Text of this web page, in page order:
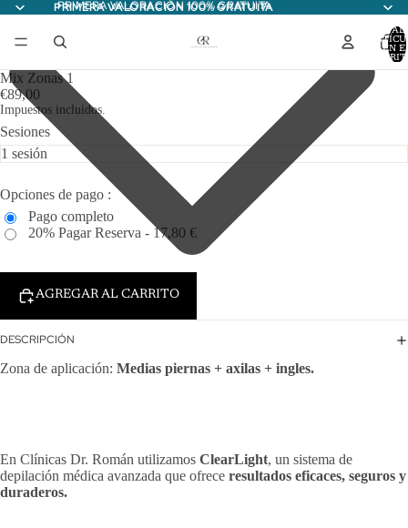
PRIMERA VALORACIÓN 100% GRATUITA
PRIMERA VALORACIÓN 100% GRATUITA
TOTAL
EN
Mix Zonas 1
€89,00
Impuestos incluidos.
Sesiones
Opciones de pago :
Pago completo
20% Pagar Reserva - 17,80 €
AGREGAR AL CARRITO
DESCRIPCIÓN
Zona de aplicación: Medias piernas + axilas + ingles.
En Clínicas Dr. Román utilizamos ClearLight, un sistema de
depilación médica avanzada que ofrece resultados eficaces, seguros y
duraderos.